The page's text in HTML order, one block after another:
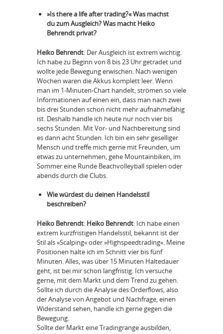
»Is there a life after trading?« Was machst
du zum Ausgleich? Was macht Heiko
Behrendt privat?
Heiko Behrendt: Der Ausgleich ist extrem wichtig.
Ich habe zu Beginn von 8 bis 23 Uhr getradet und
wollte jede Bewegung erwischen. Nach wenigen
Wochen waren die Akkus komplett leer. Wenn
man im 1-Minuten-Chart handelt, strömen so viele
Informationen auf einen ein, dass man nach zwei
bis drei Stunden schon nicht mehr aufnahmefähig
ist. Deshalb handle ich heute nur noch vier bis
sechs Stunden. Mit Vor- und Nachbereitung sind
es dann acht Stunden. Ich bin ein sehr geselliger
Mensch und treffe mich gerne mit Freunden, um
etwas zu unternehmen, gehe Mountainbiken, im
Sommer eine Runde Beachvolleyball spielen oder
abends durch die Clubs.
Wie würdest du deinen Handelsstil
beschreiben?
Heiko Behrendt: Heiko Behrendt: Ich habe einen
extrem kurzfristigen Handelsstil, bekannt ist der
Stil als »Scalping« oder »Highspeedtrading«. Meine
Positionen halte ich im Schnitt vier bis fünf
Minuten. Alles, was über 15 Minuten Haltedauer
geht, ist bei mir schon langfristig. Ich versuche
gerne, mit dem Markt und dem Trend zu gehen.
Sollte ich durch die Analyse des Orderflows, also
der Analyse von Angebot und Nachfrage, einen
Widerstand sehen, handle ich gerne gegen die
Bewegung.
Sollte der Markt eine Tradingrange ausbilden,